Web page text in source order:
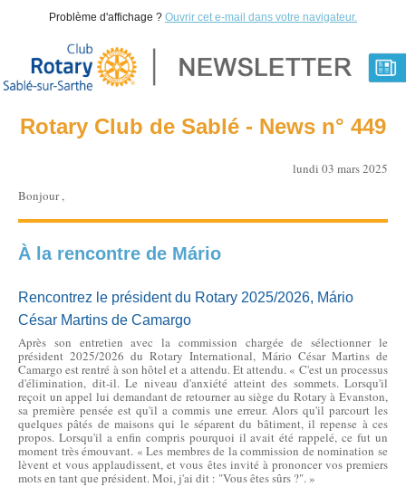
Problème d'affichage ? Ouvrir cet e-mail dans votre navigateur.
Rotary Club de Sablé - News n° 449
lundi 03 mars 2025
Bonjour ,
À la rencontre de Mário
Rencontrez le président du Rotary 2025/2026, Mário
César Martins de Camargo
Après son entretien avec la commission chargée de sélectionner le
président 2025/2026 du Rotary International, Mário César Martins de
Camargo est rentré à son hôtel et a attendu. Et attendu. « C'est un processus
d'élimination, dit-il. Le niveau d'anxiété atteint des sommets. Lorsqu'il
reçoit un appel lui demandant de retourner au siège du Rotary à Evanston,
sa première pensée est qu'il a commis une erreur. Alors qu'il parcourt les
quelques pâtés de maisons qui le séparent du bâtiment, il repense à ces
propos. Lorsqu'il a enfin compris pourquoi il avait été rappelé, ce fut un
moment très émouvant. « Les membres de la commission de nomination se
lèvent et vous applaudissent, et vous êtes invité à prononcer vos premiers
mots en tant que président. Moi, j'ai dit : "Vous êtes sûrs ?". »